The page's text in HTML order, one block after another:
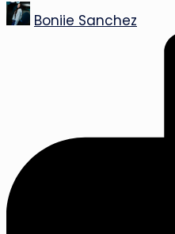
PublicadoBoniie Sanchez